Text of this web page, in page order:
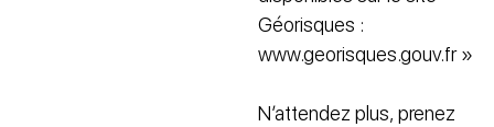
Géorisques :
www.georisques.gouv.fr »
N’attendez plus, prenez